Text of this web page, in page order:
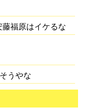
福原はイケるな
うやな